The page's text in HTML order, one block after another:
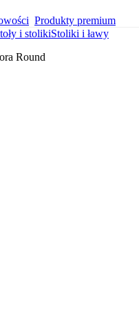
Produkty premium
i stolikiStoliki i ławy